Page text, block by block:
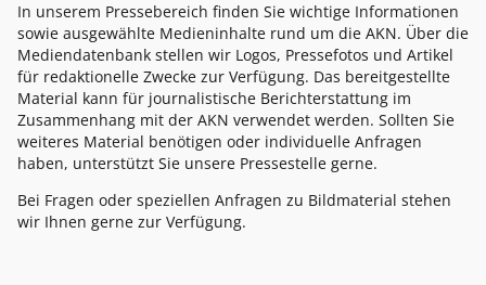
In unserem Pressebereich finden Sie wichtige Informationen
sowie ausgewählte Medieninhalte rund um die AKN. Über die
Mediendatenbank stellen wir Logos, Pressefotos und Artikel
für redaktionelle Zwecke zur Verfügung. Das bereitgestellte
Material kann für journalistische Berichterstattung im
Zusammenhang mit der AKN verwendet werden. Sollten Sie
weiteres Material benötigen oder individuelle Anfragen
haben, unterstützt Sie unsere Pressestelle gerne.
Bei Fragen oder speziellen Anfragen zu Bildmaterial stehen
wir Ihnen gerne zur Verfügung.